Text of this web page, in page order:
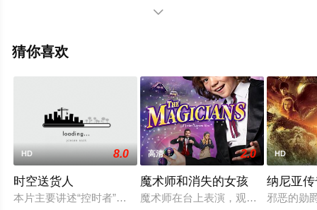
员精彩演绎的意大利电影，手机免费观看高清无删减完整
电影、电视猫或剧情网等平台了解。

猜你喜欢
HD 8.0
时空送货人
本片主要讲述“控时者”王晓明带领“送货人”小组打开时空门，将
高清 2.0
魔术师和消失的女孩
魔术师在台上表演，观众都忘了眨眼
HD
纳尼亚
邪恶的勋